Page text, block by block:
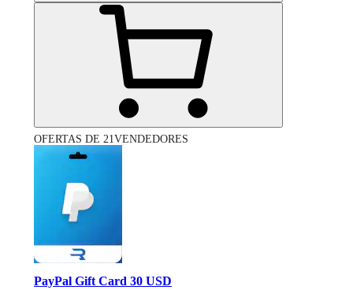
OFERTAS DE 21VENDEDORES
PayPal Gift Card 30 USD